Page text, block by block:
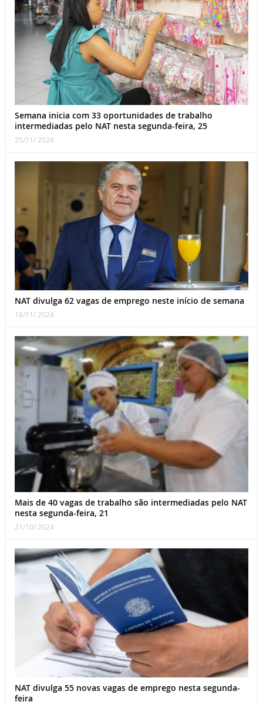
Semana inicia com 33 oportunidades de trabalho
intermediadas pelo NAT nesta segunda-feira, 25
25/11/ 2024
NAT divulga 62 vagas de emprego neste início de semana
18/11/ 2024
Mais de 40 vagas de trabalho são intermediadas pelo NAT
nesta segunda-feira, 21
21/10/ 2024
NAT divulga 55 novas vagas de emprego nesta segunda-
feira